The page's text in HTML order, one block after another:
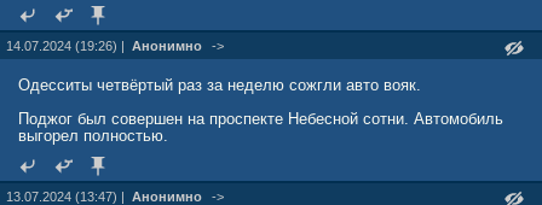
14.07.2024 (19:26) | Анонимно ->
Одесситы четвёртый раз за неделю сожгли авто вояк.
Поджог был совершен на проспекте Небесной сотни. Автомобиль
выгорел полностью.
13.07.2024 (13:47) | Анонимно ->